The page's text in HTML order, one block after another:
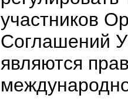
участников
Соглашений
являются